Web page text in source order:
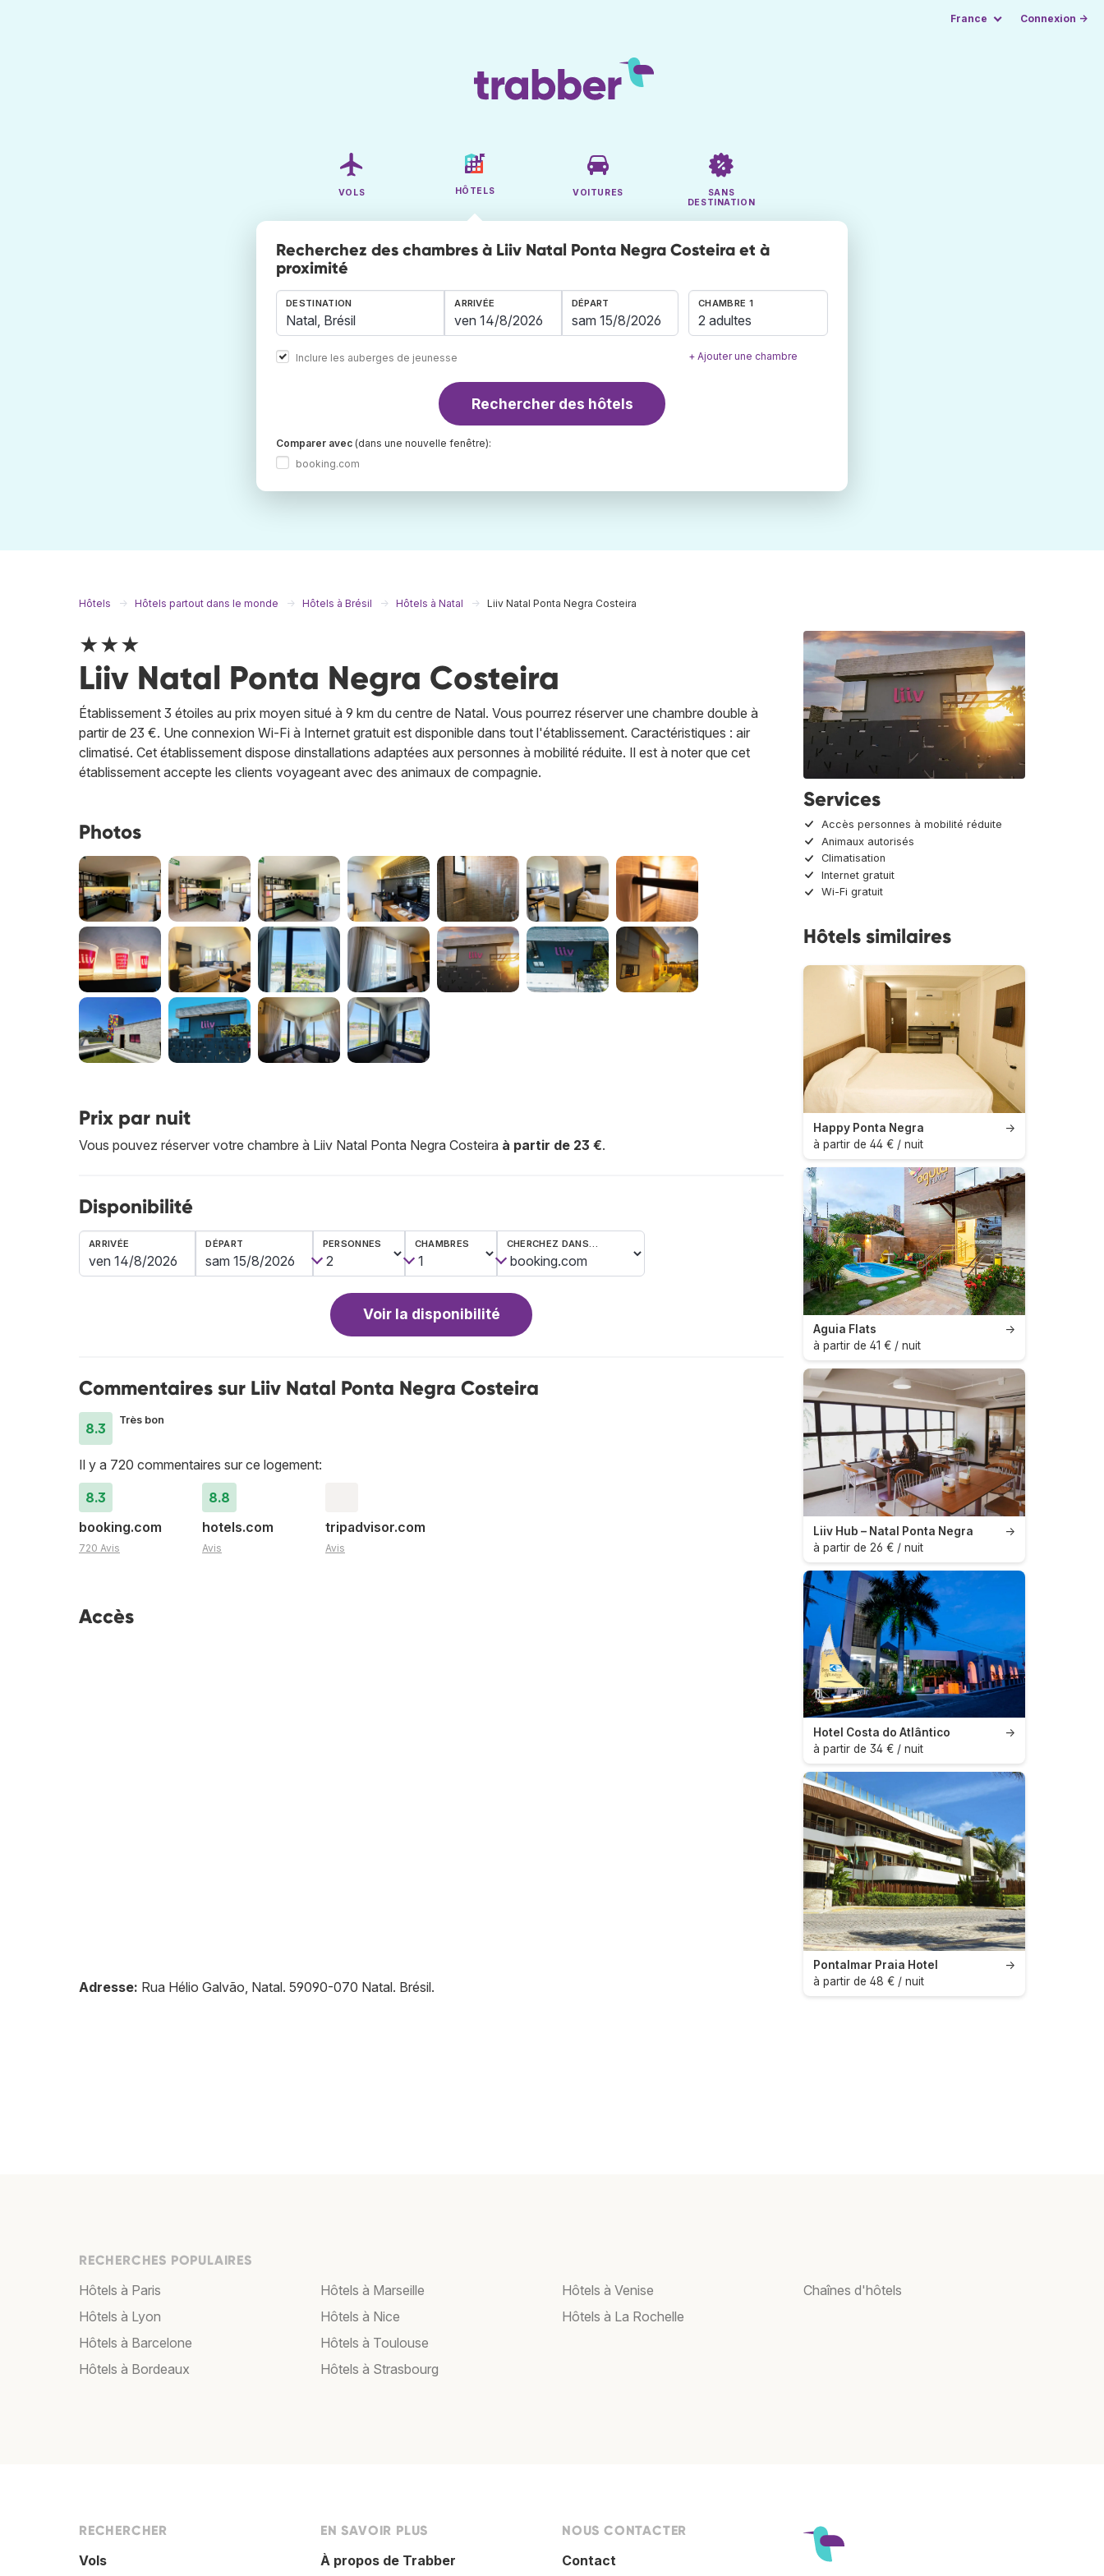
France Connexion →
VOLS HÔTELS VOITURES
SANS
DESTINATION
Recherchez des chambres à Liiv Natal Ponta Negra Costeira et à
proximité
DESTINATION
Inclure les auberges de jeunesse
ARRIVÉE DÉPART CHAMBRE 1
2 adultes
+ Ajouter une chambre
Rechercher des hôtels
Comparer avec (dans une nouvelle fenêtre):
booking.com
Hôtels Hôtels partout dans le monde Hôtels à Brésil Hôtels à Natal Liiv Natal Ponta Negra Costeira
★★★
Liiv Natal Ponta Negra Costeira
Établissement 3 étoiles au prix moyen situé à 9 km du centre de Natal. Vous pourrez réserver une chambre double à
partir de 23 €. Une connexion Wi-Fi à Internet gratuit est disponible dans tout l'établissement. Caractéristiques : air
climatisé. Cet établissement dispose dinstallations adaptées aux personnes à mobilité réduite. Il est à noter que cet
établissement accepte les clients voyageant avec des animaux de compagnie.
Photos
Prix par nuit
Vous pouvez réserver votre chambre à Liiv Natal Ponta Negra Costeira à partir de 23 €.
Disponibilité
ARRIVÉE DÉPART PERSONNES CHAMBRES CHERCHEZ DANS…
Voir la disponibilité
Commentaires sur Liiv Natal Ponta Negra Costeira
8.3
Très bon
Il y a 720 commentaires sur ce logement:
8.3
booking.com
720 Avis
8.8
hotels.com
Avis
tripadvisor.com
Avis
Accès
Adresse: Rua Hélio Galvão, Natal. 59090-070 Natal. Brésil.
Services
Accès personnes à mobilité réduite
Animaux autorisés
Climatisation
Internet gratuit
Wi-Fi gratuit
Hôtels similaires
→
Happy Ponta Negra
à partir de 44 € / nuit
→
Aguia Flats
à partir de 41 € / nuit
→
Liiv Hub – Natal Ponta Negra
à partir de 26 € / nuit
→
Hotel Costa do Atlântico
à partir de 34 € / nuit
→
Pontalmar Praia Hotel
à partir de 48 € / nuit
RECHERCHES POPULAIRES
Hôtels à Paris
Hôtels à Lyon
Hôtels à Barcelone
Hôtels à Bordeaux
Hôtels à Marseille
Hôtels à Nice
Hôtels à Toulouse
Hôtels à Strasbourg
Hôtels à Venise
Hôtels à La Rochelle
Chaînes d'hôtels
RECHERCHER
Vols
EN SAVOIR PLUS
À propos de Trabber
NOUS CONTACTER
Contact